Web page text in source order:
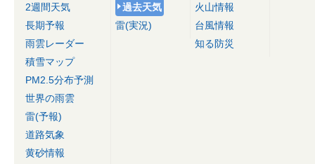
2週間天気
長期予報
雨雲レーダー
積雪マップ
PM2.5分布予測
世界の雨雲
雷(予報)
道路気象
黄砂情報
過去天気
雷(実況)
火山情報
台風情報
知る防災